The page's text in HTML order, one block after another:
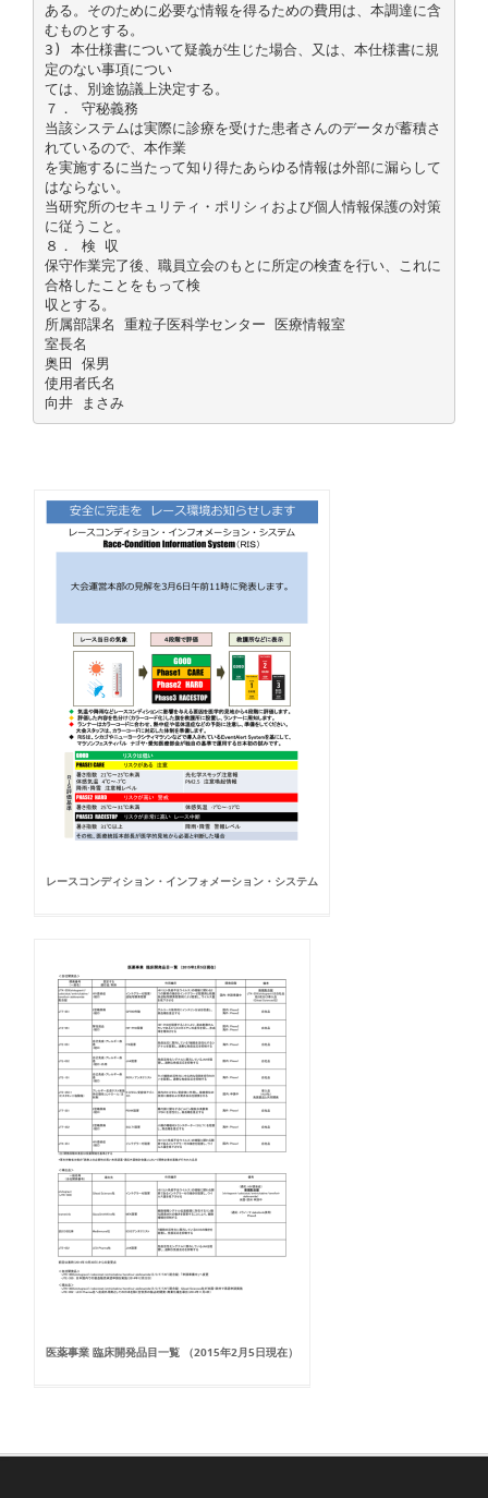
ある。そのために必要な情報を得るための費用は、本調達に含
むものとする。
3) 本仕様書について疑義が生じた場合、又は、本仕様書に規
定のない事項につい
ては、別途協議上決定する。
７． 守秘義務
当該システムは実際に診療を受けた患者さんのデータが蓄積さ
れているので、本作業
を実施するに当たって知り得たあらゆる情報は外部に漏らして
はならない。
当研究所のセキュリティ・ポリシィおよび個人情報保護の対策
に従うこと。
８． 検 収
保守作業完了後、職員立会のもとに所定の検査を行い、これに
合格したことをもって検
収とする。
所属部課名 重粒子医科学センター 医療情報室
室長名
奥田 保男
使用者氏名
向井 まさみ
レースコンディション・インフォメーション・システム
医薬事業 臨床開発品目一覧 （2015年2月5日現在）